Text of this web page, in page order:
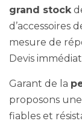
grand stock
d’accessoires
mesure de
Devis
Garant de la
proposons
fiables et